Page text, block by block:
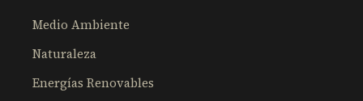
Medio Ambiente
Naturaleza
Energías Renovables